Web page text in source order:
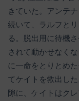
きていた。アンテ
続いて、ラルフと
る。脱出用に待機
されて動かせなく
に一命をとりとめ
てケイトを救出し
隙に、ケイトはク